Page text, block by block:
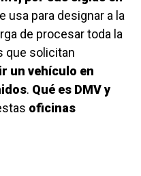
usa para designar a la
de procesar toda la
que solicitan
un vehículo en
. Qué es DMV y
oficinas